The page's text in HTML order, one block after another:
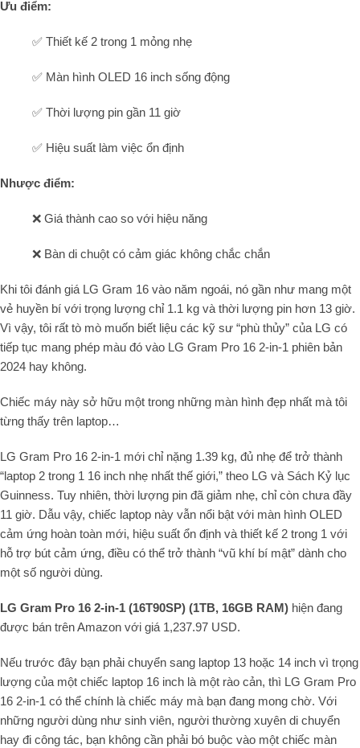
Ưu điểm:
✅ Thiết kế 2 trong 1 mỏng nhẹ
✅ Màn hình OLED 16 inch sống động
✅ Thời lượng pin gần 11 giờ
✅ Hiệu suất làm việc ổn định
Nhược điểm:
❌ Giá thành cao so với hiệu năng
❌ Bàn di chuột có cảm giác không chắc chắn
Khi tôi đánh giá LG Gram 16 vào năm ngoái, nó gần như mang một
vẻ huyền bí với trọng lượng chỉ 1.1 kg và thời lượng pin hơn 13 giờ.
Vì vậy, tôi rất tò mò muốn biết liệu các kỹ sư “phù thủy” của LG có
tiếp tục mang phép màu đó vào LG Gram Pro 16 2-in-1 phiên bản
2024 hay không.
Chiếc máy này sở hữu một trong những màn hình đẹp nhất mà tôi
từng thấy trên laptop…
LG Gram Pro 16 2-in-1 mới chỉ nặng 1.39 kg, đủ nhẹ để trở thành
“laptop 2 trong 1 16 inch nhẹ nhất thế giới,” theo LG và Sách Kỷ lục
Guinness. Tuy nhiên, thời lượng pin đã giảm nhẹ, chỉ còn chưa đầy
11 giờ. Dẫu vậy, chiếc laptop này vẫn nổi bật với màn hình OLED
cảm ứng hoàn toàn mới, hiệu suất ổn định và thiết kế 2 trong 1 với
hỗ trợ bút cảm ứng, điều có thể trở thành “vũ khí bí mật” dành cho
một số người dùng.
LG Gram Pro 16 2-in-1 (16T90SP) (1TB, 16GB RAM) hiện đang
được bán trên Amazon với giá 1,237.97 USD.
Nếu trước đây bạn phải chuyển sang laptop 13 hoặc 14 inch vì trọng
lượng của một chiếc laptop 16 inch là một rào cản, thì LG Gram Pro
16 2-in-1 có thể chính là chiếc máy mà bạn đang mong chờ. Với
những người dùng như sinh viên, người thường xuyên di chuyển
hay đi công tác, bạn không cần phải bó buộc vào một chiếc màn